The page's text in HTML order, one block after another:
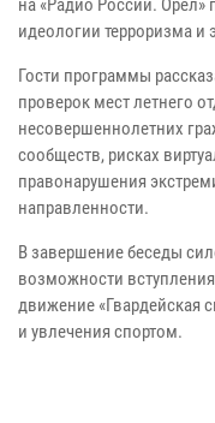
на «Радио России. Орел»
идеологии терроризма
Гости программы
проверок мест летнего
несовершеннолетних
сообществ, рисках
правонарушения
направленности.
В завершение беседы
возможности
движение «Гвардейская
и увлечения спортом.